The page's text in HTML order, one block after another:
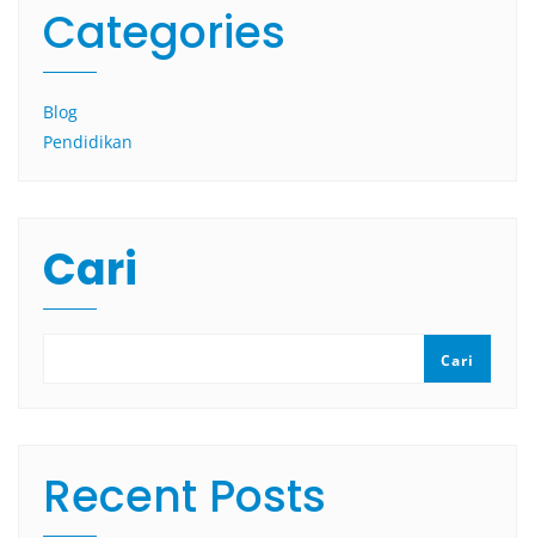
Categories
Blog
Pendidikan
Cari
Cari
Recent Posts